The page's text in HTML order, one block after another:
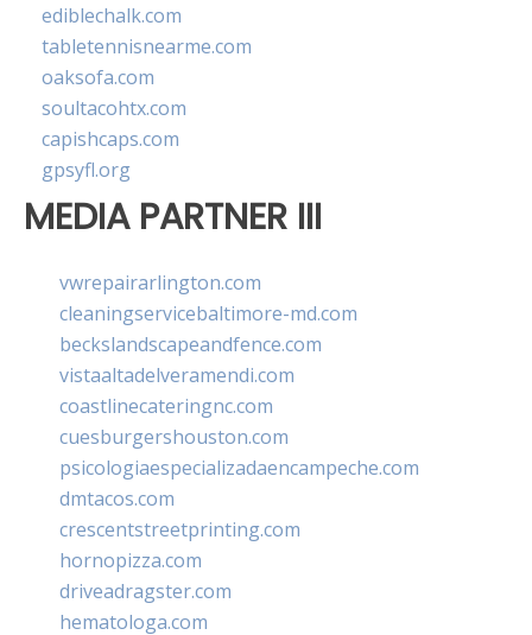
ediblechalk.com
tabletennisnearme.com
oaksofa.com
soultacohtx.com
capishcaps.com
gpsyfl.org
MEDIA PARTNER III
vwrepairarlington.com
cleaningservicebaltimore-md.com
beckslandscapeandfence.com
vistaaltadelveramendi.com
coastlinecateringnc.com
cuesburgershouston.com
psicologiaespecializadaencampeche.com
dmtacos.com
crescentstreetprinting.com
hornopizza.com
driveadragster.com
hematologa.com